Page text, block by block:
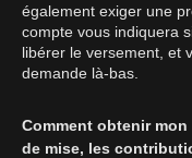
également exiger une
compte vous indiquera
libérer le versement, et
demande là-bas.
Comment obtenir
de mise, les